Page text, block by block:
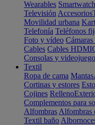
Wearables
Televisión Accesorios
Movilidad urbana
Telefonía Teléfonos
Foto y vídeo
Cables Cables HDMI
Consolas y
Textil
Ropa de cama Mantas
Cortinas y estores
Cojines Relleno
Complementos para
Alfombras Alfombras
Textil baño